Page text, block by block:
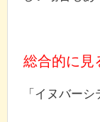
総合的に見
「イヌバーシ